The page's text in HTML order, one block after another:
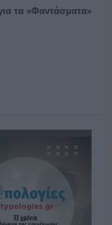
τα «Φαντάσματα»